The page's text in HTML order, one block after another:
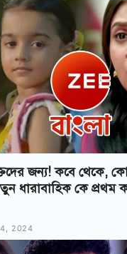
জন্য! কবে থেকে,
ধারাবাহিক কে প্রথম
2024